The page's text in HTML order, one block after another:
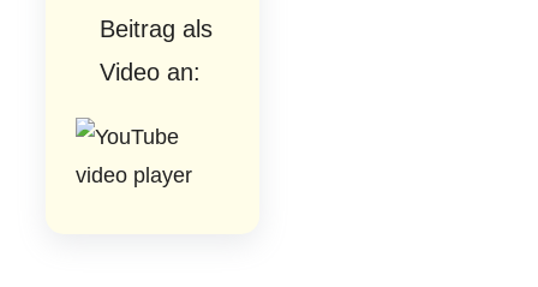
Beitrag als
Video an: